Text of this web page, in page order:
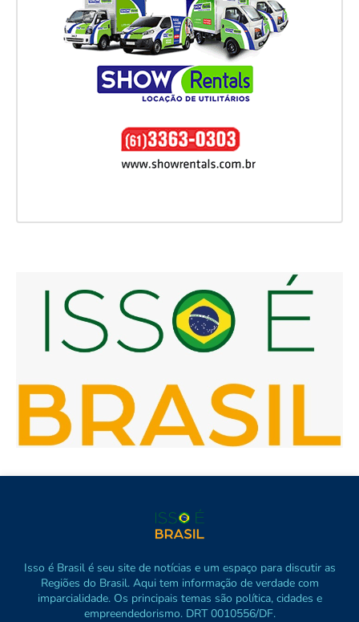
Isso é Brasil é seu site de notícias e um espaço para discutir as
Regiões do Brasil. Aqui tem informação de verdade com
imparcialidade. Os principais temas são política, cidades e
empreendedorismo. DRT 0010556/DF.